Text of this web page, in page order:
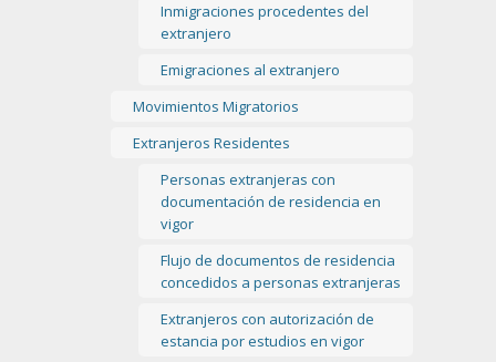
Inmigraciones procedentes del
extranjero
Emigraciones al extranjero
Movimientos Migratorios
Extranjeros Residentes
Personas extranjeras con
documentación de residencia en
vigor
Flujo de documentos de residencia
concedidos a personas extranjeras
Extranjeros con autorización de
estancia por estudios en vigor